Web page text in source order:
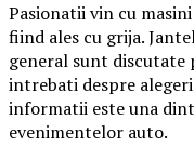
Pasionatii vin cu
fiind ales cu grija.
general sunt
intrebati despre
informatii este una
evenimentelor auto.